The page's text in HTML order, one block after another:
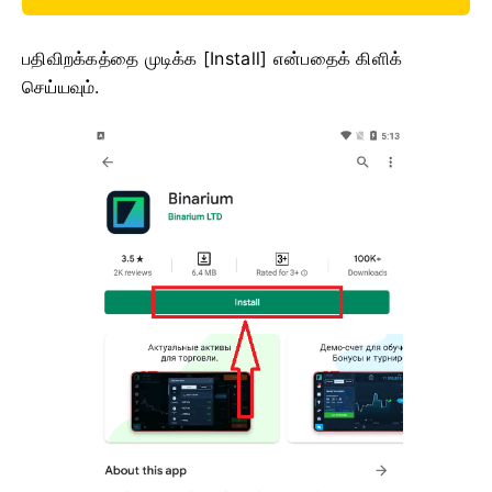
பதிவிறக்கத்தை முடிக்க [Install] என்பதைக் கிளிக்
செய்யவும்.